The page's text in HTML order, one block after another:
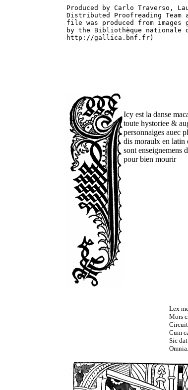
Produced by Carlo Traverso,
Distributed Proofreading
file was produced from images
by the Bibliothèque nationale
http://gallica.bnf.fr)
Icy est la danse
toute hystoriee &
personnaiges auec
dis moraulx en latin
sont enseignemens
pour bien mourir
Lex
Mors
Circuit
Cum
Sic